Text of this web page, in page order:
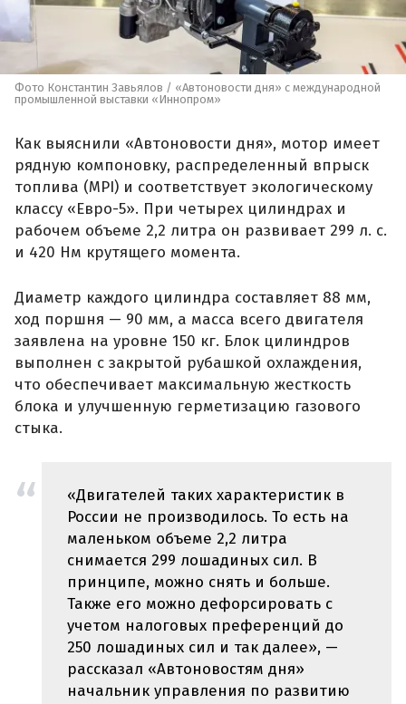
Фото Константин Завьялов / «Автоновости дня» с международной
промышленной выставки «Иннопром»
Как выяснили «Автоновости дня», мотор имеет
рядную компоновку, распределенный впрыск
топлива (MPI) и соответствует экологическому
классу «Евро-5». При четырех цилиндрах и
рабочем объеме 2,2 литра он развивает 299 л. с.
и 420 Нм крутящего момента.
Диаметр каждого цилиндра составляет 88 мм,
ход поршня — 90 мм, а масса всего двигателя
заявлена на уровне 150 кг. Блок цилиндров
выполнен с закрытой рубашкой охлаждения,
что обеспечивает максимальную жесткость
блока и улучшенную герметизацию газового
стыка.
«Двигателей таких характеристик в
России не производилось. То есть на
маленьком объеме 2,2 литра
снимается 299 лошадиных сил. В
принципе, можно снять и больше.
Также его можно дефорсировать с
учетом налоговых преференций до
250 лошадиных сил и так далее», —
рассказал «Автоновостям дня»
начальник управления по развитию